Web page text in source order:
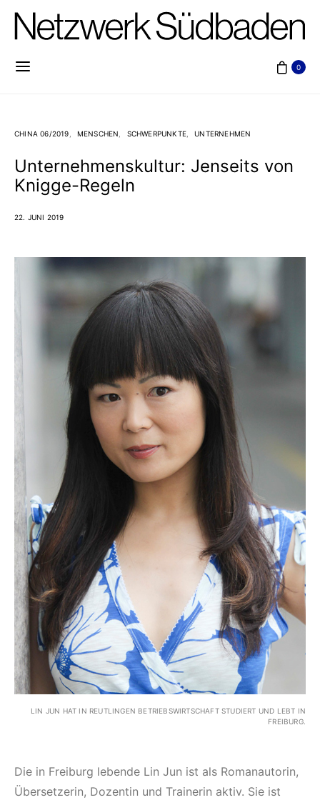
0
CHINA 06/2019 MENSCHEN SCHWERPUNKTE UNTERNEHMEN
Unternehmenskultur: Jenseits von
Knigge-Regeln
22. JUNI 2019
LIN JUN HAT IN REUTLINGEN BETRIEBSWIRTSCHAFT STUDIERT UND LEBT IN
FREIBURG.
Die in Freiburg lebende Lin Jun ist als Romanautorin,
Übersetzerin, Dozentin und Trainerin aktiv. Sie ist